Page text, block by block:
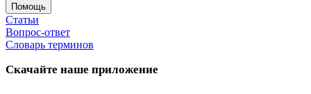
Помощь
Статьи
Вопрос-ответ
Словарь терминов
Скачайте наше приложение